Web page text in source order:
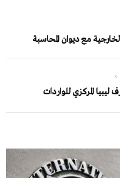
مع ديوان المحاسبة